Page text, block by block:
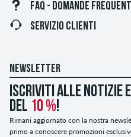
FAQ - DOMANDE
SERVIZIO CLIENTI
NEWSLETTER
Iscriviti alle notizie
del 10 %!
Rimani aggiornato con la nostra
primo a conoscere promozioni